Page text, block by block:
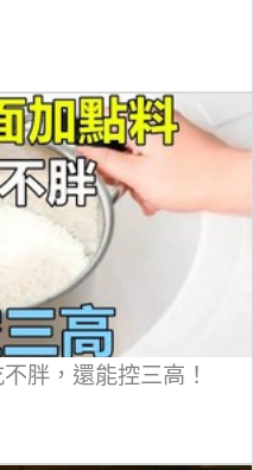
胖，還能控三高！